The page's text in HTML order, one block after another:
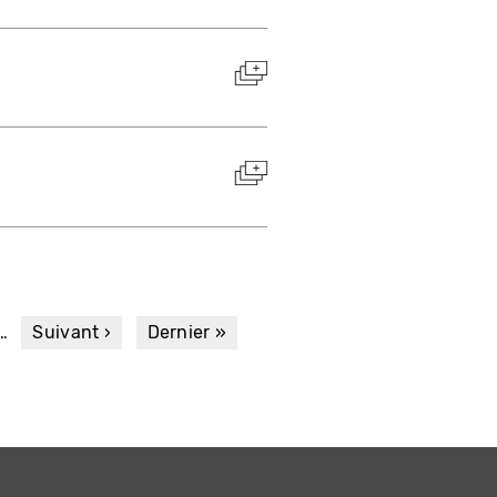
Page
Suivant ›
Dernière
Dernier »